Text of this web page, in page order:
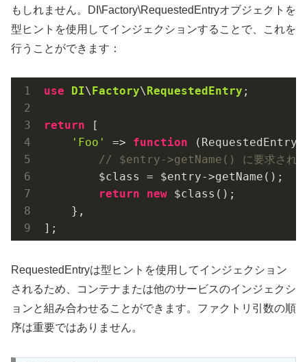
もしれません。DI\Factory\RequestedEntryオブジェクトを
型ヒントを使用してインジェクションすることで、これを
行うことができます：
use DI\Factory\RequestedEntry ;
return [
'Foo'
=> function
(RequestedEntry
// $entry->getName() に要求された
        $class = $entry->getName();
return
new $class();
    },
];
RequestedEntryは型ヒントを使用してインジェクション
されるため、コンテナまたは他のサービスのインジェクシ
ョンと組み合わせることができます。ファクトリ引数の順
序は重要ではありません。